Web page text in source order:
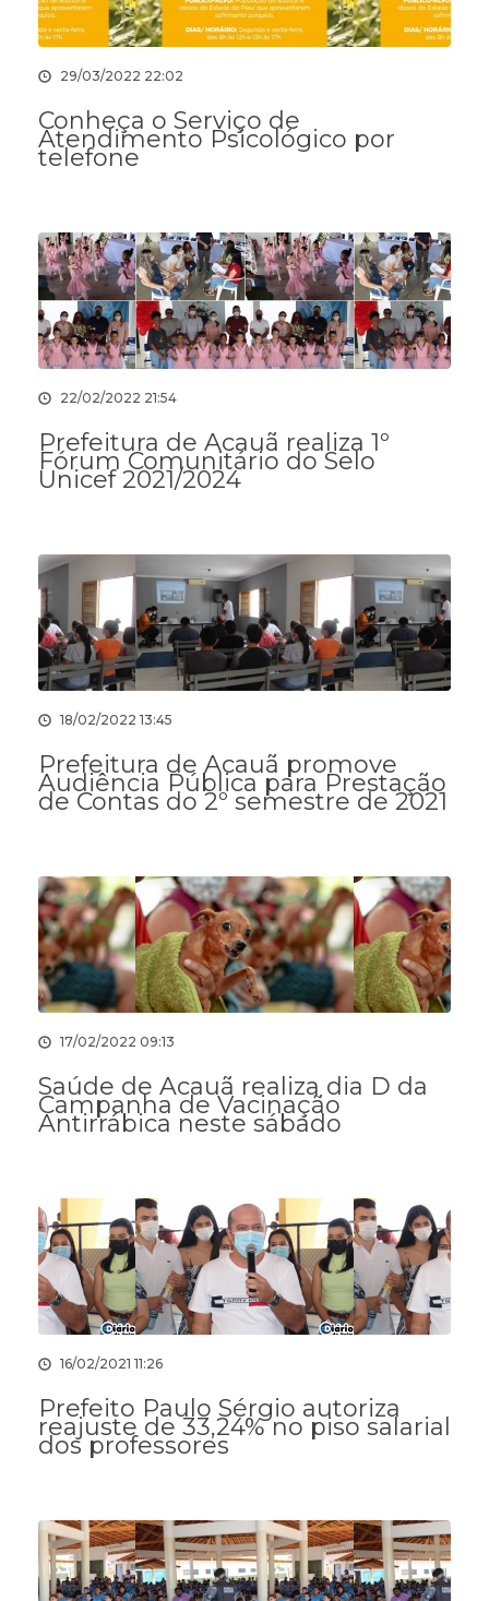
29/03/2022 22:02
Conheça o Serviço de
Atendimento Psicológico por
telefone
22/02/2022 21:54
Prefeitura de Acauã realiza 1º
Fórum Comunitário do Selo
Unicef 2021/2024
18/02/2022 13:45
Prefeitura de Acauã promove
Audiência Pública para Prestação
de Contas do 2º semestre de 2021
17/02/2022 09:13
Saúde de Acauã realiza dia D da
Campanha de Vacinação
Antirrábica neste sábado
16/02/2021 11:26
Prefeito Paulo Sérgio autoriza
reajuste de 33,24% no piso salarial
dos professores